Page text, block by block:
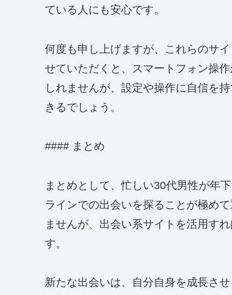
ている人にも安心です。
何度も申し上げますが、これらのサ
せていただくと、スマートフォン操
しれませんが、設定や操作に自信を
きるでしょう。
#### まとめ
まとめとして、忙しい30代男性が年
ラインでの出会いを探ることが極め
ませんが、出会い系サイトを活用す
す。
新たな出会いは、自分自身を成長さ